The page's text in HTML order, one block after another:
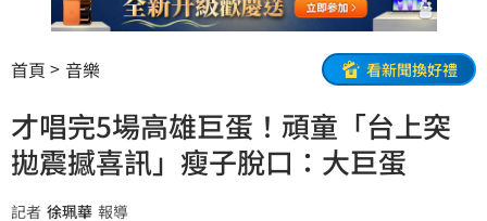
首頁 音樂 看新聞換好禮
才唱完5場高雄巨蛋！頑童「台上突
拋震撼喜訊」瘦子脫口：大巨蛋
記者 徐珮華 報導